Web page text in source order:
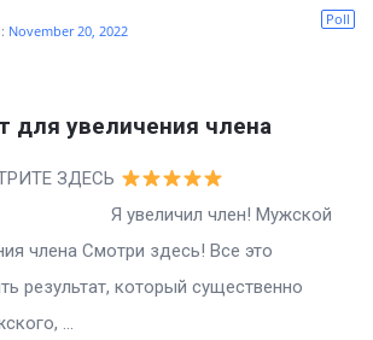
Poll
November 20, 2022
для увеличения члена
ЗДЕСЬ
член! Мужской
члена Смотри здесь! Все это
результат, который существенно
...